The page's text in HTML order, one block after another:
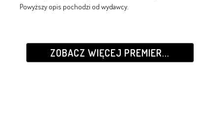
Powyższy opis pochodzi od wydawcy.
ZOBACZ WIĘCEJ PREMIER...